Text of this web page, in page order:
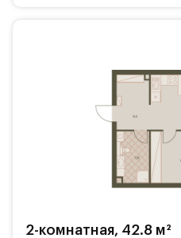
2-комнатная, 42.8 м²